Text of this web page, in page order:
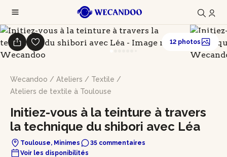
Wecandoo / Ateliers / Textile /
Ateliers de textile à Toulouse
Initiez-vous à la teinture à travers
la technique du shibori avec Léa
Toulouse, Minimes
35 commentaires
Voir les disponibilités
12 photos